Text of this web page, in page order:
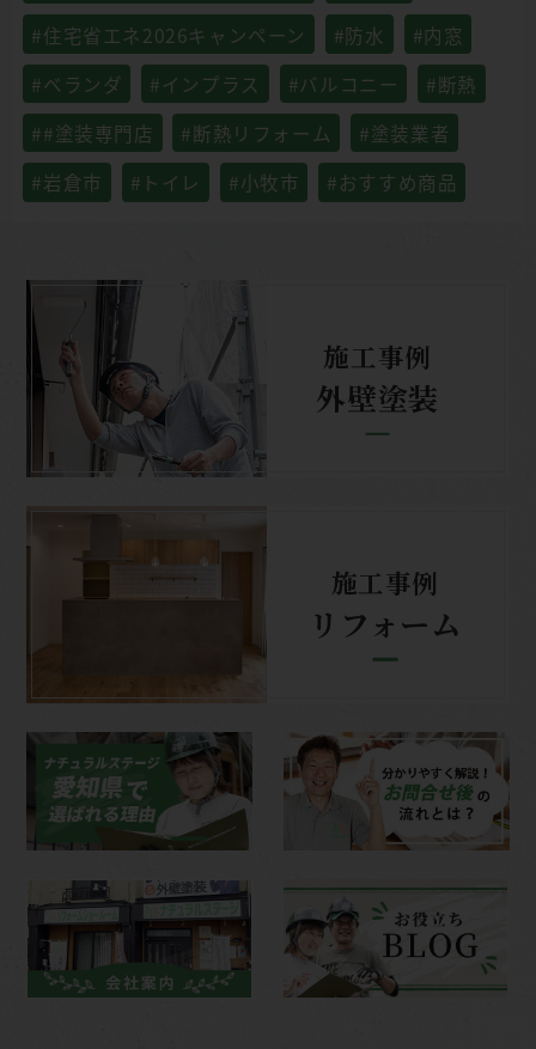
#住宅省エネ2026キャンペーン
#防水
#内窓
#ベランダ
#インプラス #バルコニー
#断熱
##塗装専門店
#断熱リフォーム
#塗装業者
#岩倉市
#トイレ #小牧市 #おすすめ商品
施工事例
外壁塗装
施工事例
リフォーム